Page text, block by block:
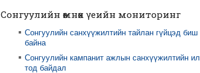
Сонгуулийн өмнөх үеийн мониторинг
Сонгуулийн санхүүжилтийн тайлан гүйцэд биш
байна
Сонгуулийн кампанит ажлын санхүүжилтийн ил
тод байдал